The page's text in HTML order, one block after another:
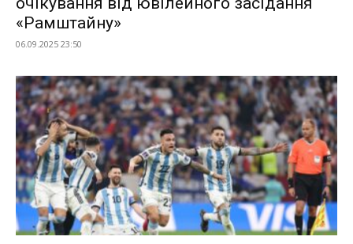
«Рамштайну»
06.09.2025 23:50